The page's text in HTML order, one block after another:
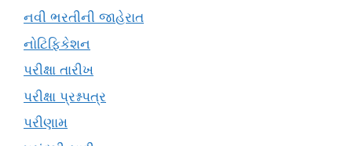
નવી ભરતીની જાહેરાત
નોટિફિકેશન
પરીક્ષા તારીખ
પરીક્ષા પ્રશ્નપત્ર
પરીણામ